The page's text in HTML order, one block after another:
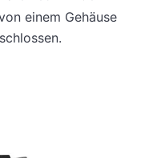
einem Gehäuse